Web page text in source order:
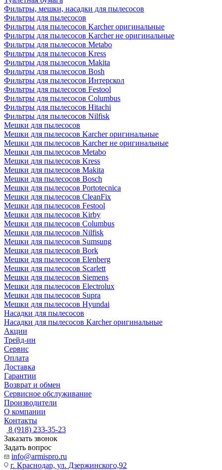
Фильтры, мешки, насадки для пылесосов
Фильтры для пылесосов
Фильтры для пылесосов Karcher оригинальные
Фильтры для пылесосов Karcher не оригинальные
Фильтры для пылесосов Metabo
Фильтры для пылесосов Kress
Фильтры для пылесосов Makita
Фильтры для пылесосов Bosh
Фильтры для пылесосов Интерскол
Фильтры для пылесосов Festool
Фильтры для пылесосов Columbus
Фильтры для пылесосов Hitachi
Фильтры для пылесосов Nilfisk
Мешки для пылесосов
Мешки для пылесосов Karcher оригинальные
Мешки для пылесосов Karcher не оригинальные
Мешки для пылесосов Metabo
Мешки для пылесосов Kress
Мешки для пылесосов Makita
Мешки для пылесосов Bosch
Мешки для пылесосов Portotecnica
Мешки для пылесосов CleanFix
Мешки для пылесосов Festool
Мешки для пылесосов Kirby
Мешки для пылесосов Columbus
Мешки для пылесосов Nilfisk
Мешки для пылесосов Sumsung
Мешки для пылесосов Bork
Мешки для пылесосов Elenberg
Мешки для пылесосов Scarlett
Мешки для пылесосов Siemens
Мешки для пылесосов Electrolux
Мешки для пылесосов Supra
Мешки для пылесосов Hyundai
Насадки для пылесосов
Насадки для пылесосов Karcher оригинальные
Акции
Трейд-ин
Сервис
Оплата
Доставка
Гарантии
Возврат и обмен
Сервисное обслуживание
Производители
О компании
Контакты
8 (918) 233-35-23
Заказать звонок
Задать вопрос
info@armispro.ru
г. Краснодар, ул. Дзержинского,92